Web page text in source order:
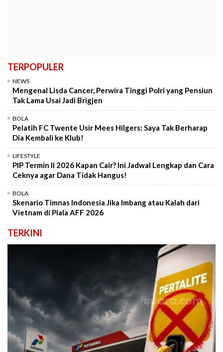
TERPOPULER
NEWS
Mengenal Lisda Cancer, Perwira Tinggi Polri yang Pensiun
Tak Lama Usai Jadi Brigjen
BOLA
Pelatih FC Twente Usir Mees Hilgers: Saya Tak Berharap
Dia Kembali ke Klub!
LIFESTYLE
PIP Termin II 2026 Kapan Cair? Ini Jadwal Lengkap dan Cara
Ceknya agar Dana Tidak Hangus!
BOLA
Skenario Timnas Indonesia Jika Imbang atau Kalah dari
Vietnam di Piala AFF 2026
TERKINI